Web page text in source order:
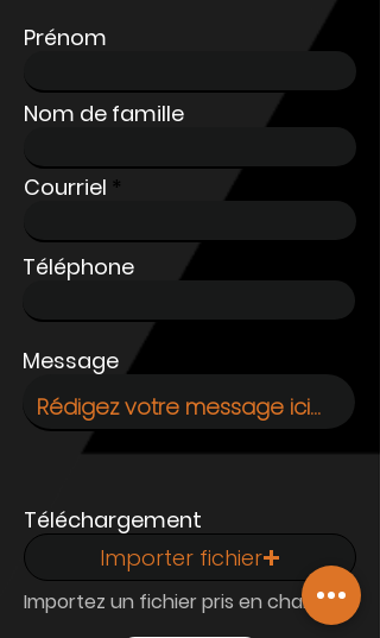
Prénom
Nom de famille
Courriel
Téléphone
Message
Téléchargement
Importer fichier